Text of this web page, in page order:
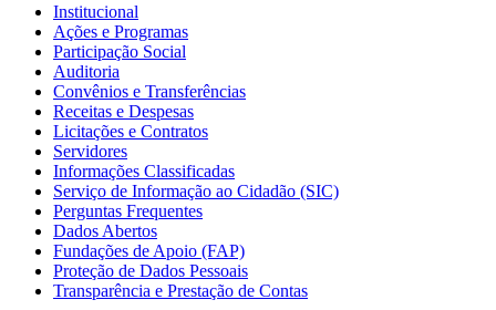
Institucional
Ações e Programas
Participação Social
Auditoria
Convênios e Transferências
Receitas e Despesas
Licitações e Contratos
Servidores
Informações Classificadas
Serviço de Informação ao Cidadão (SIC)
Perguntas Frequentes
Dados Abertos
Fundações de Apoio (FAP)
Proteção de Dados Pessoais
Transparência e Prestação de Contas